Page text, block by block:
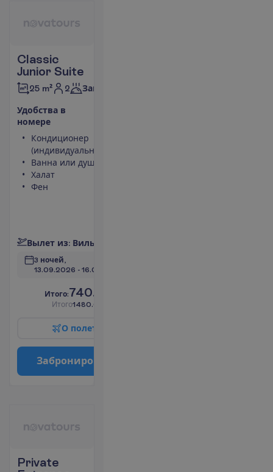
Classic
Junior Suite
25 m² 2 Завтраки
Удобства в
номере
Кондиционер
(индивидуальный)
Ванна или душ
Халат
Фен
Вылет из: Виль
3 ночей,
13.09.2026 - 16.09.2026
Итого:740.00
Итого1480.00
О полет
Заброниро
Private